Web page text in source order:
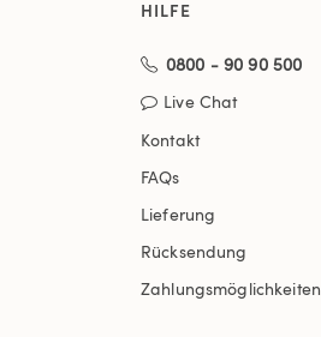
HILFE
0800 - 90 90 500
Live Chat
Kontakt
FAQs
Lieferung
Rücksendung
Zahlungsmöglichkeiten